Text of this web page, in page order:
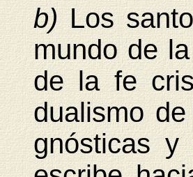
b)Los
mundo de
de la fe
dualismo
gnósticas